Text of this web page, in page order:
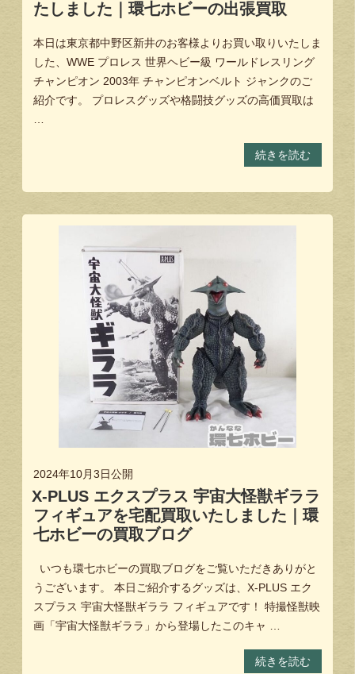
たしました｜環七ホビーの出張買取
本日は東京都中野区新井のお客様よりお買い取りいたしま
した、WWE プロレス 世界ヘビー級 ワールドレスリング
チャンピオン 2003年 チャンピオンベルト ジャンクのご
紹介です。 プロレスグッズや格闘技グッズの高価買取は
続きを読む
2024年10月3日公開
X-PLUS エクスプラス 宇宙大怪獣ギララ
フィギュアを宅配買取いたしました｜環
七ホビーの買取ブログ
いつも環七ホビーの買取ブログをご覧いただきありがと
うございます。 本日ご紹介するグッズは、X-PLUS エク
スプラス 宇宙大怪獣ギララ フィギュアです！ 特撮怪獣映
画「宇宙大怪獣ギララ」から登場したこのキャ …
続きを読む